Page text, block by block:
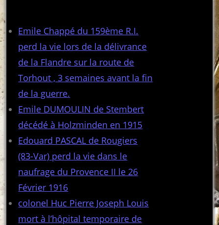
Emile Chappé du 159ème R.I.
perd la vie lors de la délivrance
de la Flandre sur la route de
Torhout , 3 semaines avant la fin
de la guerre.
Emile DUMOULIN de Stembert
décédé à Holzminden en 1915
Edouard PASCAL de Rougiers
(83-Var) perd la vie dans le
naufrage du Provence II le 26
Février 1916
colonel Huc Pierre Joseph Louis
mort à l’hôpital temporaire de